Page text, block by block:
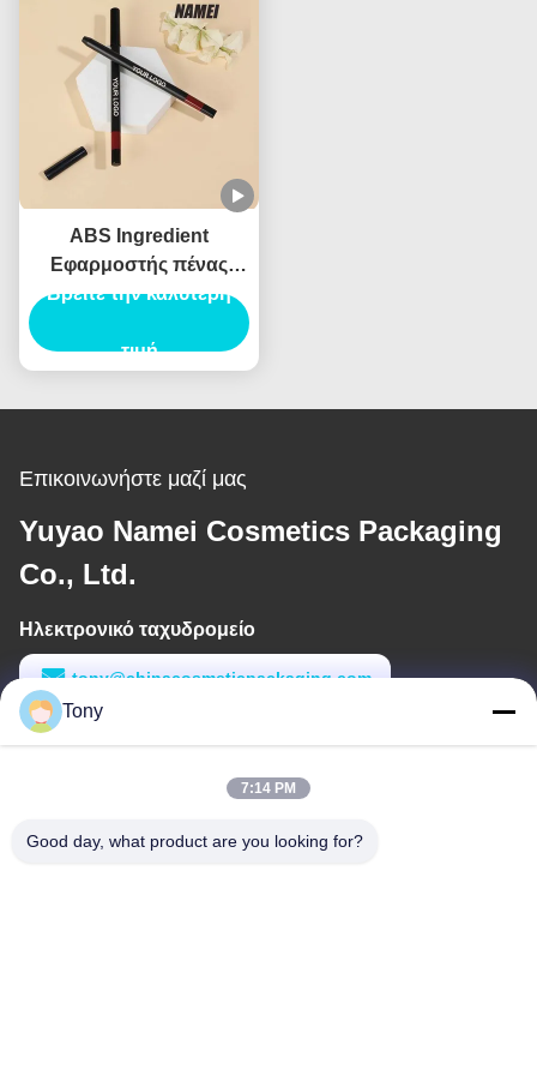
ABS Ingredient
Εφαρμοστής πένας
πινέλας φρυδιών για
αποτελέσματα
Βρείτε την καλύτερη
τιμή
Επικοινωνήστε μαζί μας
Yuyao Namei Cosmetics Packaging
Co., Ltd.
Ηλεκτρονικό ταχυδρομείο
tony@chinacosmeticpackaging.com
Εργασιακό χρόνο
Tony
7:14 PM
Good day, what product are you looking for?